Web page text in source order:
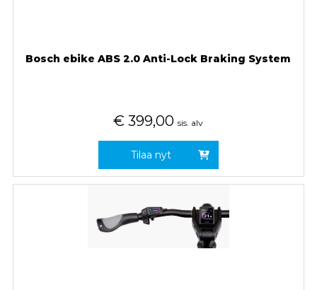
Bosch ebike ABS 2.0 Anti-Lock Braking System
€ 399,00 sis. alv
Tilaa nyt